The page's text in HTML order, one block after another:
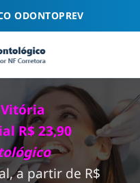
ODONTOPREV
R$ 23,90
a partir de R$